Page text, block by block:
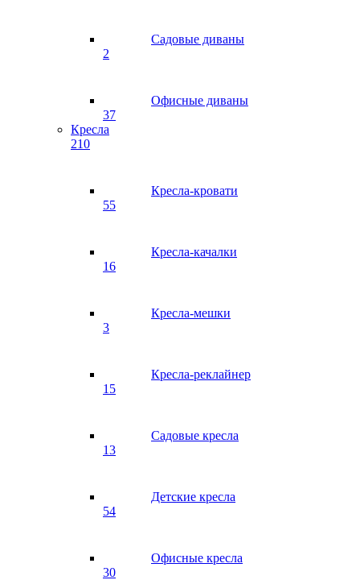
Садовые диваны
2
Офисные диваны
37
Кресла
210
Кресла-кровати
55
Кресла-качалки
16
Кресла-мешки
3
Кресла-реклайнер
15
Садовые кресла
13
Детские кресла
54
Офисные кресла
30